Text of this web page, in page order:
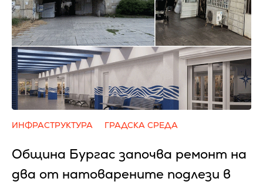
ИНФРАСТРУКТУРА ГРАДСКА СРЕДА
Община Бургас започва ремонт на
два от натоварените подлези в